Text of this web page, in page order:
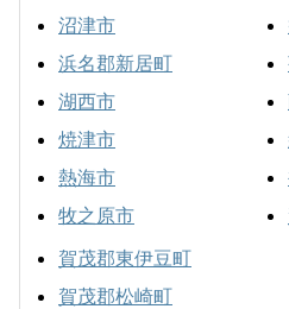
沼津市
浜名郡新居町
湖西市
焼津市
熱海市
牧之原市
賀茂郡東伊豆町
賀茂郡松崎町